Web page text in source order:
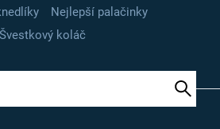
Nejlepší palačinky
Švestkový koláč